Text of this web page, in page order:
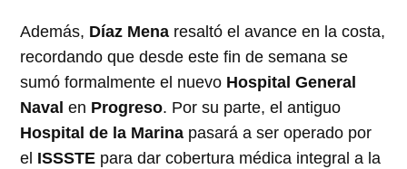
Además, Díaz Mena resaltó el avance en la costa,
recordando que desde este fin de semana se
sumó formalmente el nuevo Hospital General
Naval en Progreso. Por su parte, el antiguo
Hospital de la Marina pasará a ser operado por
el ISSSTE para dar cobertura médica integral a la